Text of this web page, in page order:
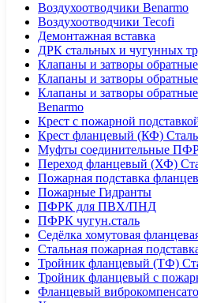
Воздухоотводчики Benarmo
Воздухоотводчики Tecofi
Демонтажная вставка
ДРК стальных и чугунных
Клапаны и затворы
Клапаны и затворы
Клапаны и затворы
Benarmo
Крест с пожарной
Крест фланцевый (КФ) Сталь
Муфты соединительные
Переход фланцевый (ХФ)
Пожарная подставка
Пожарные Гидранты
ПФРК для ПВХ/ПНД
ПФРК чугун.сталь
Седёлка хомутовая
Стальная пожарная
Тройник фланцевый (ТФ)
Тройник фланцевый с
Фланцевый